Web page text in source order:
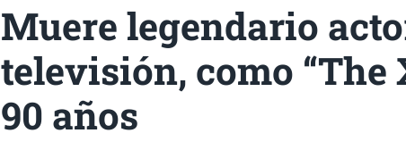
Muere legendario
televisión, como “The
90 años